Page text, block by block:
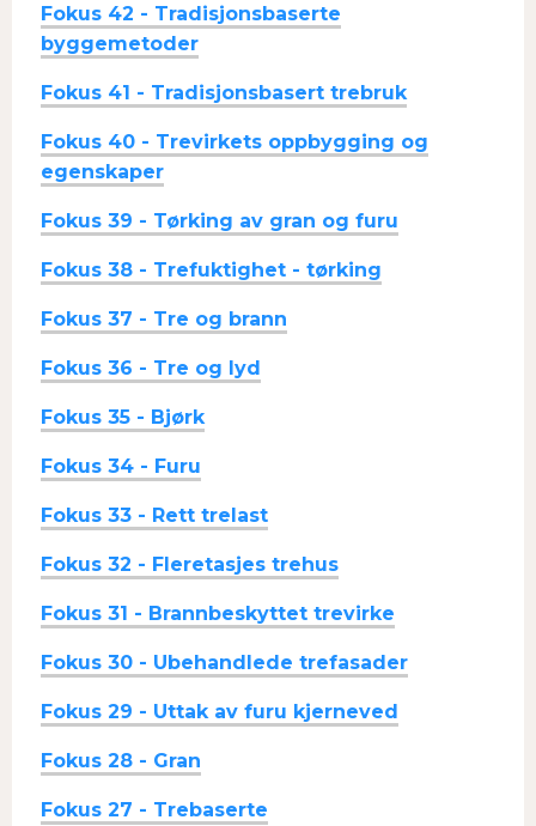
Fokus 42 - Tradisjonsbaserte
byggemetoder
Fokus 41 - Tradisjonsbasert trebruk
Fokus 40 - Trevirkets oppbygging og
egenskaper
Fokus 39 - Tørking av gran og furu
Fokus 38 - Trefuktighet - tørking
Fokus 37 - Tre og brann
Fokus 36 - Tre og lyd
Fokus 35 - Bjørk
Fokus 34 - Furu
Fokus 33 - Rett trelast
Fokus 32 - Fleretasjes trehus
Fokus 31 - Brannbeskyttet trevirke
Fokus 30 - Ubehandlede trefasader
Fokus 29 - Uttak av furu kjerneved
Fokus 28 - Gran
Fokus 27 - Trebaserte